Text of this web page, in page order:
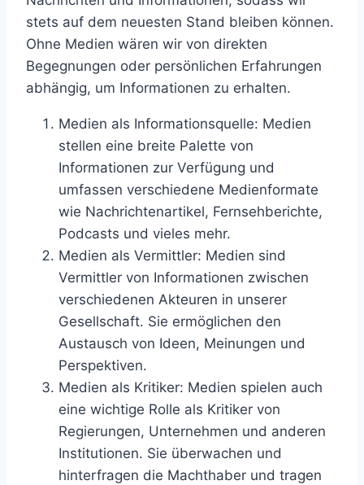
stets auf dem neuesten Stand bleiben können.
Ohne Medien wären wir von direkten
Begegnungen oder persönlichen Erfahrungen
abhängig, um Informationen zu erhalten.
Medien als Informationsquelle: Medien
stellen eine breite Palette von
Informationen zur Verfügung und
umfassen verschiedene Medienformate
wie Nachrichtenartikel, Fernsehberichte,
Podcasts und vieles mehr.
Medien als Vermittler: Medien sind
Vermittler von Informationen zwischen
verschiedenen Akteuren in unserer
Gesellschaft. Sie ermöglichen den
Austausch von Ideen, Meinungen und
Perspektiven.
Medien als Kritiker: Medien spielen auch
eine wichtige Rolle als Kritiker von
Regierungen, Unternehmen und anderen
Institutionen. Sie überwachen und
hinterfragen die Machthaber und tragen